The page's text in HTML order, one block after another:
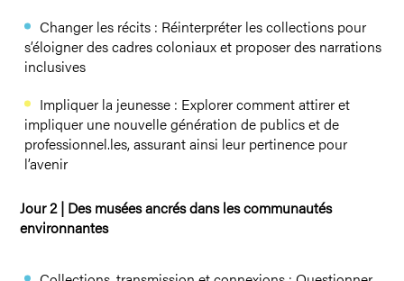
Changer les récits : Réinterpréter les collections pour
s’éloigner des cadres coloniaux et proposer des narrations
inclusives
Impliquer la jeunesse : Explorer comment attirer et
impliquer une nouvelle génération de publics et de
professionnel.les, assurant ainsi leur pertinence pour
l’avenir
Jour 2 | Des musées ancrés dans les communautés
environnantes